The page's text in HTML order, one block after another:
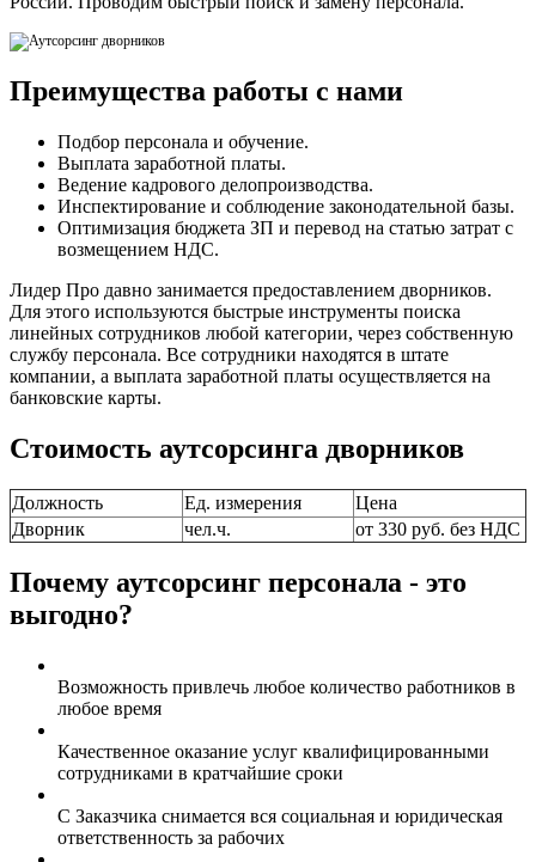
Преимущества работы с нами
Подбор персонала и обучение.
Выплата заработной платы.
Ведение кадрового делопроизводства.
Инспектирование и соблюдение законодательной базы.
Оптимизация бюджета ЗП и перевод на статью затрат с
возмещением НДС.
Лидер Про давно занимается предоставлением дворников.
Для этого используются быстрые инструменты поиска
линейных сотрудников любой категории, через собственную
службу персонала. Все сотрудники находятся в штате
компании, а выплата заработной платы осуществляется на
банковские карты.
Стоимость аутсорсинга дворников
Должность Ед. измерения
Цена
Дворник
чел.ч. от 330 руб. без НДС
Почему аутсорсинг персонала - это
выгодно?
Возможность привлечь любое количество работников в
любое время
Качественное оказание услуг квалифицированными
сотрудниками в кратчайшие сроки
С Заказчика снимается вся социальная и юридическая
ответственность за рабочих